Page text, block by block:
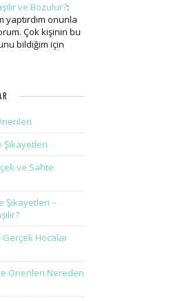
ve Bozulur?:
onunla
Çok kişinin bu
bildiğim için
Şikayetleri
ve Sahte
Şikayetleri –
Gerçek Hocalar
Önerileri Nereden